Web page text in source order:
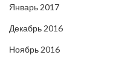
Январь 2017
Декабрь 2016
Ноябрь 2016